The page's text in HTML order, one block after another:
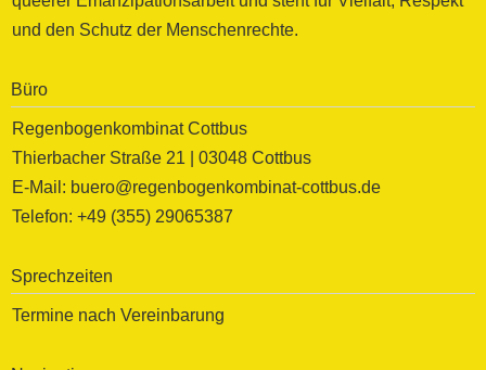
und den Schutz der Menschenrechte.
Büro
Regenbogenkombinat Cottbus
Thierbacher Straße 21 | 03048 Cottbus
E-Mail: buero@regenbogenkombinat-cottbus.de
Telefon: +49 (355) 29065387
Sprechzeiten
Termine nach Vereinbarung